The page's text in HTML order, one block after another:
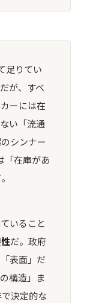
足りてい
が、すべ
ーには在
い「流通
シンナー
「在庫があ
いること
だ。政府
表面」だ
構造」ま
決定的な